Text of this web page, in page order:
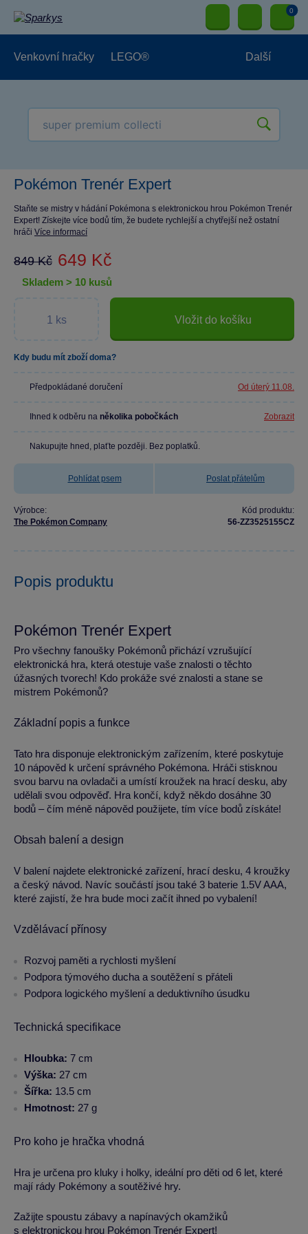
0
Venkovní hračky LEGO® Další
Pokémon Trenér Expert
Staňte se mistry v hádání Pokémona s elektronickou hrou Pokémon Trenér
Expert! Získejte více bodů tím, že budete rychlejší a chytřejší než ostatní
hráči Více informací
849 Kč 649 Kč
skladem > 10 kusů
Vložit do košíku
Kdy budu mít zboží doma?
Předpokládané doručení Od úterý 11.08.
Ihned k odběru na několika pobočkách Zobrazit
Nakupujte hned, plaťte později. Bez poplatků.
Pohlídat psem Poslat přátelům
Výrobce:
The Pokémon Company
Kód produktu:
56-ZZ3525155CZ
Popis produktu
Pokémon Trenér Expert
Pro všechny fanoušky Pokémonů přichází vzrušující
elektronická hra, která otestuje vaše znalosti o těchto
úžasných tvorech! Kdo prokáže své znalosti a stane se
mistrem Pokémonů?
Základní popis a funkce
Tato hra disponuje elektronickým zařízením, které poskytuje
10 nápověd k určení správného Pokémona. Hráči stisknou
svou barvu na ovladači a umístí kroužek na hrací desku, aby
udělali svou odpověď. Hra končí, když někdo dosáhne 30
bodů – čím méně nápověd použijete, tím více bodů získáte!
Obsah balení a design
V balení najdete elektronické zařízení, hrací desku, 4 kroužky
a český návod. Navíc součástí jsou také 3 baterie 1.5V AAA,
které zajistí, že hra bude moci začít ihned po vybalení!
Vzdělávací přínosy
Rozvoj paměti a rychlosti myšlení
Podpora týmového ducha a soutěžení s přáteli
Podpora logického myšlení a deduktivního úsudku
Technická specifikace
Hloubka: 7 cm
Výška: 27 cm
Šířka: 13.5 cm
Hmotnost: 27 g
Pro koho je hračka vhodná
Hra je určena pro kluky i holky, ideální pro děti od 6 let, které
mají rády Pokémony a soutěživé hry.
Zažijte spoustu zábavy a napínavých okamžiků
s elektronickou hrou Pokémon Trenér Expert!